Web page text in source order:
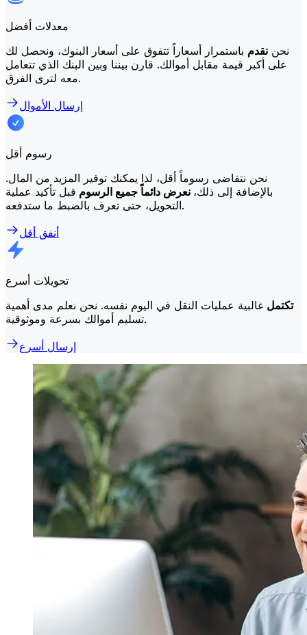
معدلات أفضل
نحن نقدم باستمرار أسعاراً تتفوق على أسعار البنوك، ونحصل لك
على أكبر قيمة مقابل أموالك. قارن بيننا وبين البنك الذي تتعامل
معه لترى الفرق.
إرسال الأموال
رسوم أقل
نحن نتقاضى رسوماً أقل، لذا يمكنك توفير المزيد من المال.
بالإضافة إلى ذلك، نعرض دائماً جميع الرسوم قبل تأكيد عملية
التحويل، حتى تعرف بالضبط ما ستدفعه.
أنفق أقل
تحويلات أسرع
تكتمل غالبية عمليات النقل في اليوم نفسه. نحن نعلم مدى أهمية
تسليم أموالك بسرعة وموثوقية.
إرسال أسرع